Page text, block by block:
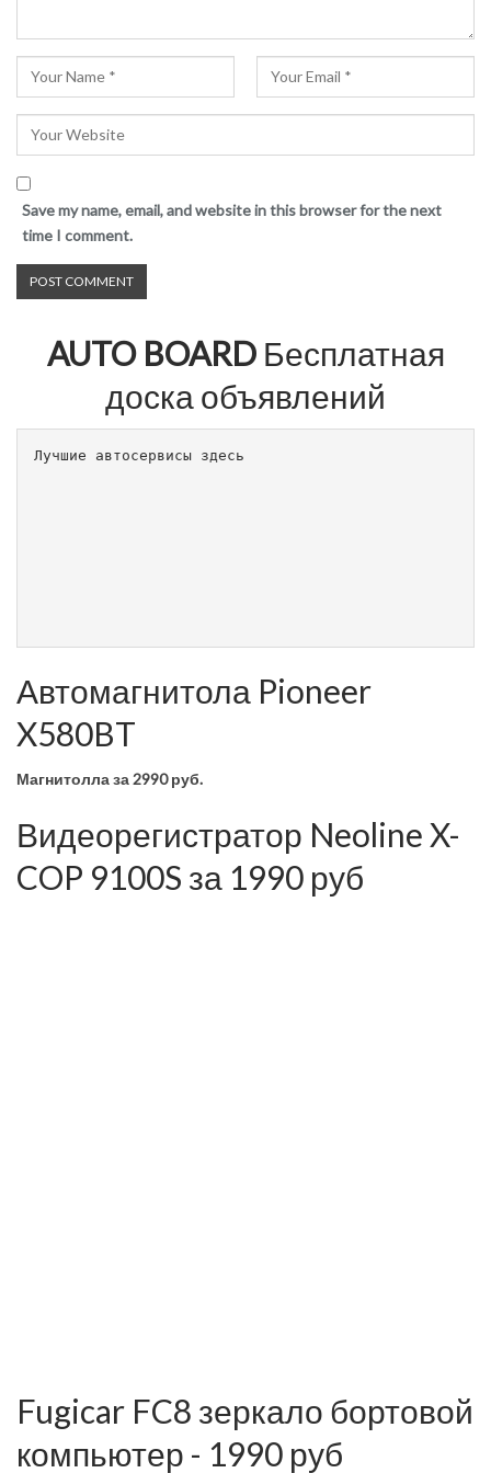
Save my name, email, and website in this browser for the next
time I comment.
AUTO BOARDБесплатная
доска объявлений
Лучшие автосервисы здесь
Автомагнитола Pioneer
X580BT
Магнитоллаза 2990 руб.
Видеорегистратор Neoline X-
COP 9100S за 1990 руб
Fugicar FC8 зеркало бортовой
компьютер - 1990 руб